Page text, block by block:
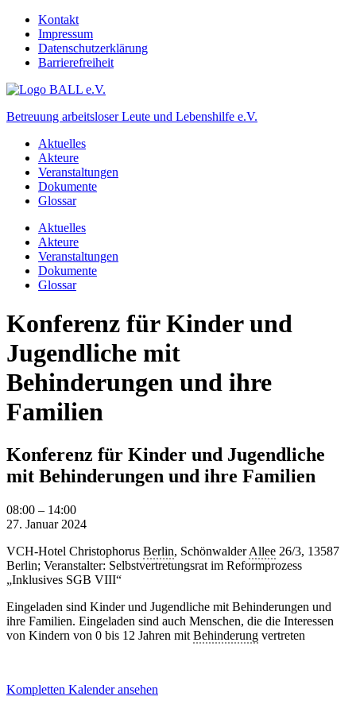
Kontakt
Impressum
Datenschutzerklärung
Barrierefreiheit
Betreuung arbeitsloser Leute und Lebenshilfe e.V.
Aktuelles
Akteure
Veranstaltungen
Dokumente
Glossar
Aktuelles
Akteure
Veranstaltungen
Dokumente
Glossar
Konferenz für Kinder und
Jugendliche mit
Behinderungen und ihre
Familien
Konferenz für Kinder und Jugendliche
mit Behinderungen und ihre Familien
Konferenz
für
und
Jugendliche
mit
und
ihre
Familien
08:00 – 14:00
27. Januar 2024
VCH-Hotel Christophorus Berlin, SchönwalderAllee 26/3, 13587
Berlin; Veranstalter: Selbstvertretungsrat im Reformprozess
„Inklusives SGB VIII“
Eingeladen sind Kinder und Jugendliche mit Behinderungen und
ihre Familien. Eingeladen sind auch Menschen, die die Interessen
von Kindern von 0 bis 12 Jahren mit Behinderung vertreten
Kompletten Kalender ansehen